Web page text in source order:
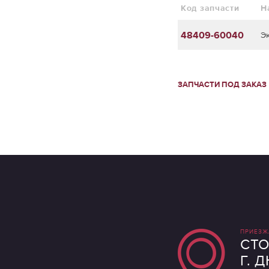
Код запчасти
48409-60040
ЗАПЧАСТИ ПОД ЗАКАЗ
СТО
Г.